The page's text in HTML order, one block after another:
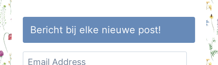
Bericht bij elke nieuwe post!
Email